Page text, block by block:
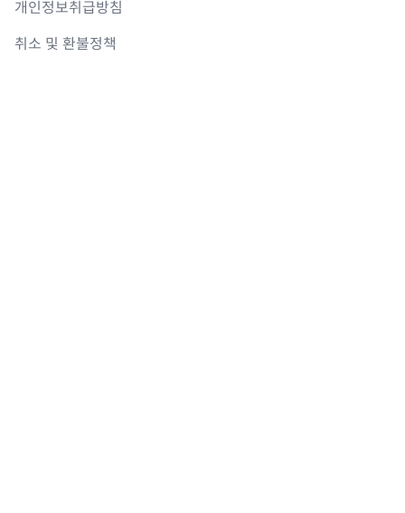
개인정보취급방침
취소 및 환불정책